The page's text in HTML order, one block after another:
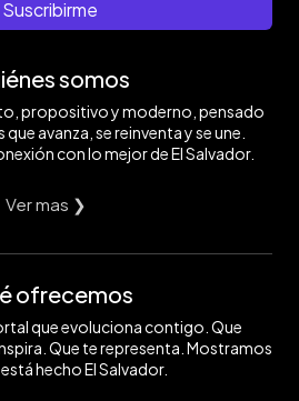
Suscribirme
somos
propositivo y moderno, pensado
avanza, se reinventa y se une.
con lo mejor de El Salvador.
Ver mas ❯
ofrecemos
que evoluciona contigo. Que
Que te representa. Mostramos
hecho El Salvador.